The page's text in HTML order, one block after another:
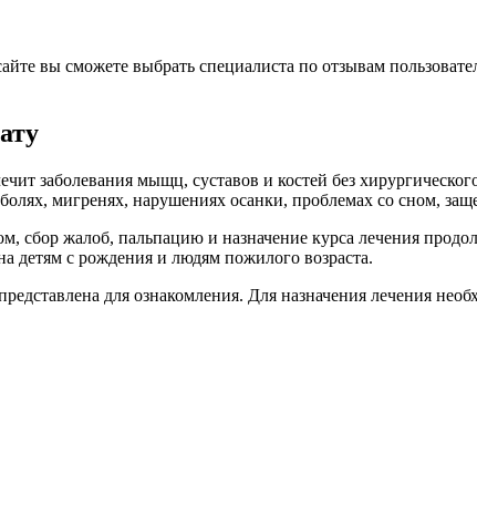
вы сможете выбрать специалиста по отзывам
заболевания мыщц, суставов и костей без
мигренях, нарушениях осанки, проблемах со сном,
сбор жалоб, пальпацию и назначение курса лечения
детям с рождения и людям пожилого возраста.
для ознакомления. Для назначения лечения